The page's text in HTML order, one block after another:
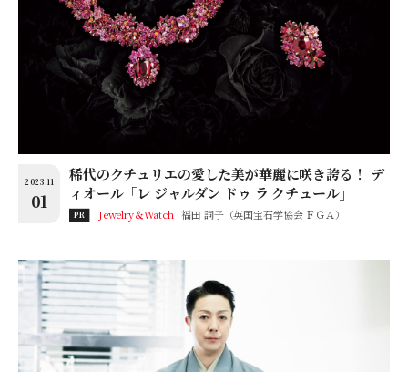
2023.11
01
稀代のクチュリエの愛した美が華麗に咲き誇る！ デ
ィオール「レ ジャルダン ドゥ ラ クチュール」
PR Jewelry＆Watch 福田 詞子（英国宝石学協会 ＦＧＡ）